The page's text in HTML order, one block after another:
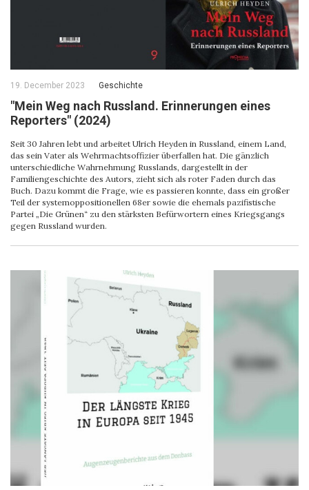
19. December 2023 Geschichte
"Mein Weg nach Russland. Erinnerungen eines
Reporters" (2024)
Seit 30 Jahren lebt und arbeitet Ulrich Heyden in Russland, einem Land,
das sein Vater als Wehrmachtsoffizier überfallen hat. Die gänzlich
unterschiedliche Wahrnehmung Russlands, dargestellt in der
Familiengeschichte des Autors, zieht sich als roter Faden durch das
Buch. Dazu kommt die Frage, wie es passieren konnte, dass ein großer
Teil der systemoppositionellen 68er sowie die ehemals pazifistische
Partei „Die Grünen“ zu den stärksten Befürwortern eines Kriegsgangs
gegen Russland wurden.